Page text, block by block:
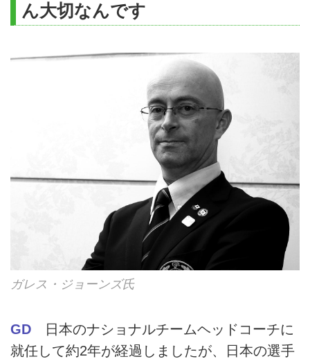
ん大切なんです
ガレス・ジョーンズ氏
GD 日本のナショナルチームヘッドコーチに
就任して約2年が経過しましたが、日本の選手